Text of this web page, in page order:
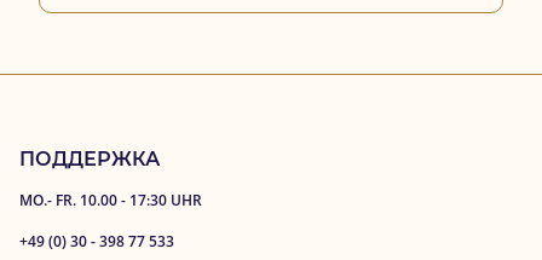
ПОДДЕРЖКА
MO.- FR. 10.00 - 17:30 UHR
+49 (0) 30 - 398 77 533